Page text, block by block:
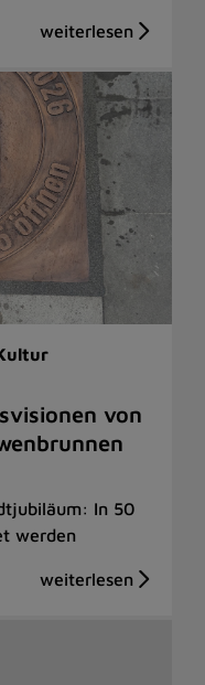
von
In 50
werden